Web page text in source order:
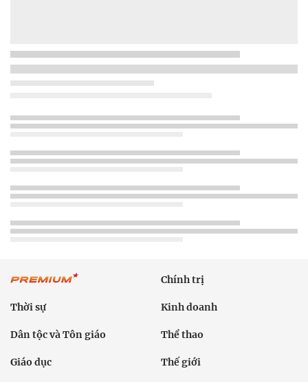
Chính trị
Thời sự Kinh doanh
Dân tộc và Tôn giáo Thể thao
Giáo dục Thế giới